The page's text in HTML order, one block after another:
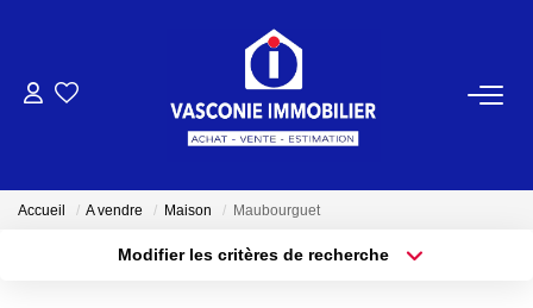
ACHETER
VENDRE
NOTRE AGENCE
Accueil A vendre Maison Maubourguet
Modifier les critères de recherche